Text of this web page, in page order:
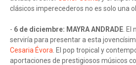
clásicos imperecederos no es solo una
- 6 de diciembre: MAYRA ANDRADE .
serviría para presentar a esta
Cesaria Évora . El pop tropical y
aportaciones de prestigiosos músicos